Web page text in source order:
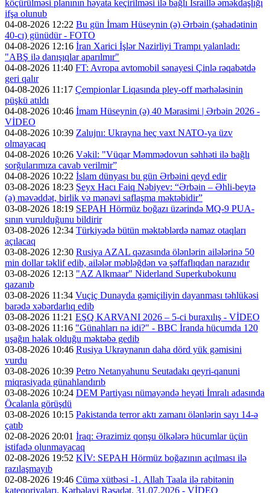
köçürülməsi planının həyata keçirilməsi ilə bağlı İsraillə əməkdaşlığı
ifşa olunub
04-08-2026 12:22 Bu gün İmam Hüseynin (ə) Ərbəin (şəhadətinin
40-cı) günüdür - FOTO
04-08-2026 12:16 İran Xarici İşlər Nazirliyi Trampı yalanladı:
"ABŞ ilə danışıqlar aparılmır"
04-08-2026 11:40 FT: Avropa avtomobil sənayesi Çinlə rəqabətdə
geri qalır
04-08-2026 11:17 Çempionlar Liqasında pley-off mərhələsinin
püşkü atıldı
04-08-2026 10:46 İmam Hüseynin (ə) 40 Mərasimi | Ərbəin 2026 -
VİDEO
04-08-2026 10:39 Zalujnı: Ukrayna heç vaxt NATO-ya üzv
olmayacaq
04-08-2026 10:26 Vəkil: "Vüqar Məmmədovun səhhəti ilə bağlı
sorğularımıza cavab verilmir”
04-08-2026 10:22 İslam dünyası bu gün Ərbəini qeyd edir
03-08-2026 18:23 Şeyx Hacı Faiq Nəbiyev: “Ərbəin – Əhli-beytə
(ə) məvəddət, birlik və mənəvi saflaşma məktəbidir”
03-08-2026 18:19 SEPAH Hörmüz boğazı üzərində MQ-9 PUA-
sının vurulduğunu bildirir
03-08-2026 12:34 Türkiyədə bütün məktəblərdə namaz otaqları
açılacaq
03-08-2026 12:30 Rusiya AZAL qəzasında ölənlərin ailələrinə 50
min dollar təklif edib, ailələr məbləğdən və şəffaflıqdan narazıdır
03-08-2026 12:13 "AZ Alkmaar" Niderland Superkubokunu
qazanıb
03-08-2026 11:34 Vuçiç Dunayda gəmiçiliyin dayanması təhlükəsi
barədə xəbərdarlıq edib
03-08-2026 11:21 EŞQ KARVANI 2026 – 5-ci buraxılış - VİDEO
03-08-2026 11:16 "Günahları nə idi?" - BBC İranda hücumda 120
uşağın həlak olduğu məktəbə gedib
03-08-2026 10:46 Rusiya Ukraynanın daha dörd yük gəmisini
vurdu
03-08-2026 10:39 Petro Netanyahunu Seutadakı qeyri-qanuni
miqrasiyada günahlandırıb
03-08-2026 10:24 DEM Partiyası nümayəndə heyəti İmralı adasında
Öcalanla görüşdü
03-08-2026 10:15 Pakistanda terror aktı zamanı ölənlərin sayı 14-ə
çatıb
02-08-2026 20:01 İraq: Ərazimiz qonşu ölkələrə hücumlar üçün
istifadə olunmayacaq
02-08-2026 19:52 KİV: SEPAH Hörmüz boğazının açılması ilə
razılaşmayıb
02-08-2026 19:46 Cümə xütbəsi -1. Allah Taala ilə rabitənin
kateqoriyaları. Kərbəlayi Rəşadət. 31.07.2026 - VİDEO